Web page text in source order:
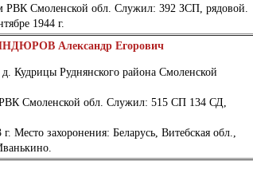
РВК Смоленской обл. Служил: 392 ЗСП, рядовой.
1944 г.
Александр Егорович
Кудрицы Руднянского района Смоленской
Смоленской обл. Служил: 515 СП 134 СД,
Место захоронения: Беларусь, Витебская обл.,